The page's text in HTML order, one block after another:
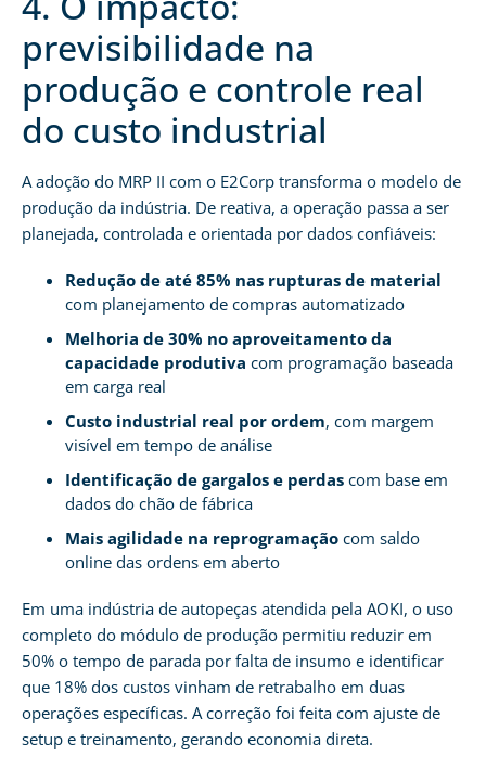
previsibilidade na
produção e controle real
do custo industrial
A adoção do MRP II com o E2Corp transforma o modelo de
produção da indústria. De reativa, a operação passa a ser
planejada, controlada e orientada por dados confiáveis:
Redução de até 85% nas rupturas de material
com planejamento de compras automatizado
Melhoria de 30% no aproveitamento da
capacidade produtiva com programação baseada
em carga real
Custo industrial real por ordem, com margem
visível em tempo de análise
Identificação de gargalos e perdas com base em
dados do chão de fábrica
Mais agilidade na reprogramação com saldo
online das ordens em aberto
Em uma indústria de autopeças atendida pela AOKI, o uso
completo do módulo de produção permitiu reduzir em
50% o tempo de parada por falta de insumo e identificar
que 18% dos custos vinham de retrabalho em duas
operações específicas. A correção foi feita com ajuste de
setup e treinamento, gerando economia direta.